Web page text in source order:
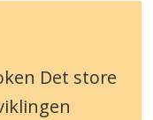
Det store